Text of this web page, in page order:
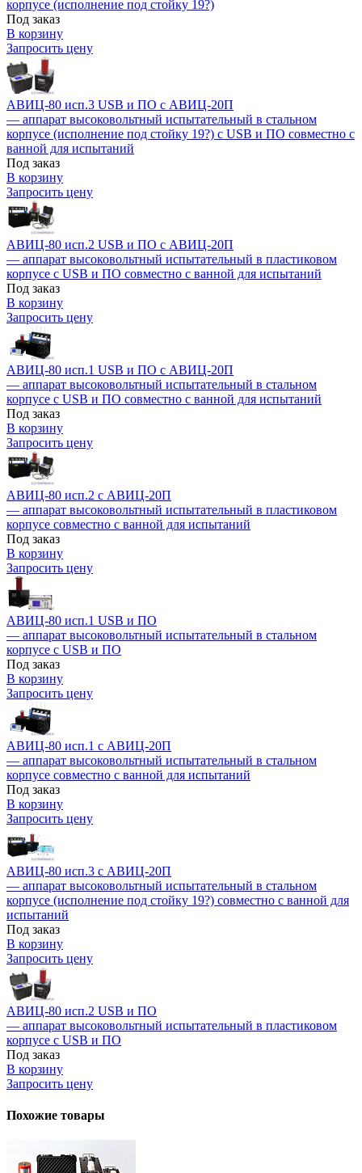
корпусе (исполнение под стойку 19?)
Под заказ
В корзину
Запросить цену
АВИЦ-80 исп.3 USB и ПО c АВИЦ-20П
— аппарат высоковольтный испытательный в стальном
корпусе (исполнение под стойку 19?) с USB и ПО совместно с
ванной для испытаний
Под заказ
В корзину
Запросить цену
АВИЦ-80 исп.2 USB и ПО c АВИЦ-20П
— аппарат высоковольтный испытательный в пластиковом
корпусе с USB и ПО совместно с ванной для испытаний
Под заказ
В корзину
Запросить цену
АВИЦ-80 исп.1 USB и ПО c АВИЦ-20П
— аппарат высоковольтный испытательный в стальном
корпусе с USB и ПО совместно с ванной для испытаний
Под заказ
В корзину
Запросить цену
АВИЦ-80 исп.2 c АВИЦ-20П
— аппарат высоковольтный испытательный в пластиковом
корпусе совместно с ванной для испытаний
Под заказ
В корзину
Запросить цену
АВИЦ-80 исп.1 USB и ПО
— аппарат высоковольтный испытательный в стальном
корпусе c USB и ПО
Под заказ
В корзину
Запросить цену
АВИЦ-80 исп.1 c АВИЦ-20П
— аппарат высоковольтный испытательный в стальном
корпусе совместно с ванной для испытаний
Под заказ
В корзину
Запросить цену
АВИЦ-80 исп.3 c АВИЦ-20П
— аппарат высоковольтный испытательный в стальном
корпусе (исполнение под стойку 19?) совместно с ванной для
испытаний
Под заказ
В корзину
Запросить цену
АВИЦ-80 исп.2 USB и ПО
— аппарат высоковольтный испытательный в пластиковом
корпусе с USB и ПО
Под заказ
В корзину
Запросить цену
Похожие товары